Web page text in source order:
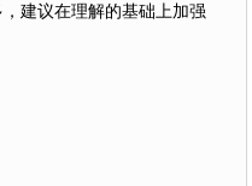
建议在理解的基础上加强